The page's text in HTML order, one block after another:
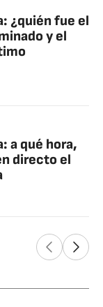
¿quién fue el
y el
a qué hora,
directo el